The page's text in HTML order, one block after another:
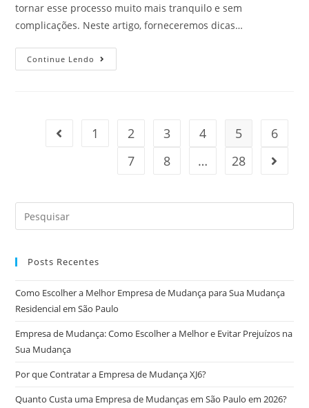
tornar esse processo muito mais tranquilo e sem
complicações. Neste artigo, forneceremos dicas…
Continue Lendo
1 2 3 4 5
6
7
8 … 28
Posts Recentes
Como Escolher a Melhor Empresa de Mudança para Sua Mudança
Residencial em São Paulo
Empresa de Mudança: Como Escolher a Melhor e Evitar Prejuízos na
Sua Mudança
Por que Contratar a Empresa de Mudança XJ6?
Quanto Custa uma Empresa de Mudanças em São Paulo em 2026?